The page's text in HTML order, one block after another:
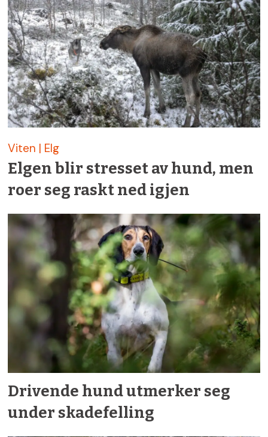
Viten | Elg
Elgen blir stresset av hund, men
roer seg raskt ned igjen
Drivende hund utmerker seg
under skadefelling